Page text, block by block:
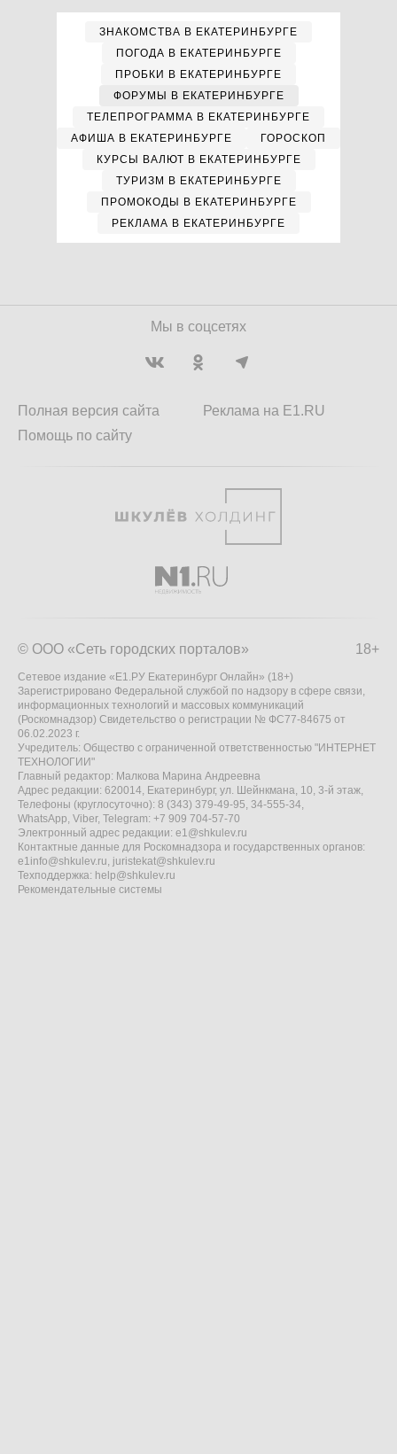
ЗНАКОМСТВА В ЕКАТЕРИНБУРГЕ
ПОГОДА В ЕКАТЕРИНБУРГЕ
ПРОБКИ В ЕКАТЕРИНБУРГЕ
ФОРУМЫ В ЕКАТЕРИНБУРГЕ
ТЕЛЕПРОГРАММА В ЕКАТЕРИНБУРГЕ
АФИША В ЕКАТЕРИНБУРГЕ
ГОРОСКОП
КУРСЫ ВАЛЮТ В ЕКАТЕРИНБУРГЕ
ТУРИЗМ В ЕКАТЕРИНБУРГЕ
ПРОМОКОДЫ В ЕКАТЕРИНБУРГЕ
РЕКЛАМА В ЕКАТЕРИНБУРГЕ
Мы в соцсетях
Полная версия сайта
Помощь по сайту
Реклама на E1.RU
18+
© ООО «Сеть городских порталов»
Сетевое издание «Е1.РУ Екатеринбург Онлайн» (18+)
Зарегистрировано Федеральной службой по надзору в сфере связи,
информационных технологий и массовых коммуникаций
(Роскомнадзор) Свидетельство о регистрации № ФС77-84675 от
06.02.2023 г.
Учредитель: Общество с ограниченной ответственностью "ИНТЕРНЕТ
ТЕХНОЛОГИИ"
Главный редактор: Малкова Марина Андреевна
Адрес редакции: 620014, Екатеринбург, ул. Шейнкмана, 10, 3-й этаж,
Телефоны (круглосуточно): 8 (343) 379-49-95, 34-555-34,
WhatsApp, Viber, Telegram: +7 909 704-57-70
Электронный адрес редакции: e1@shkulev.ru
Контактные данные для Роскомнадзора и государственных органов:
e1info@shkulev.ru, juristekat@shkulev.ru
Техподдержка: help@shkulev.ru
Рекомендательные системы